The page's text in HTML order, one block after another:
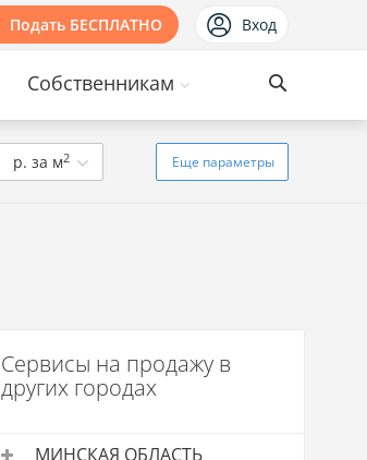
Подать БЕСПЛАТНО Вход
Собственникам
р. за м2 Еще параметры
Сервисы на продажу в
других городах
МИНСКАЯ ОБЛАСТЬ